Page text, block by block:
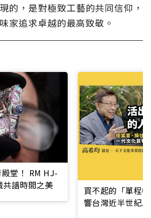
的，是對極致工藝的共同信仰，
家追求卓越的最高致敬。
RM HJ-
譜時間之美
買不起的「單程
響台灣近半世紀